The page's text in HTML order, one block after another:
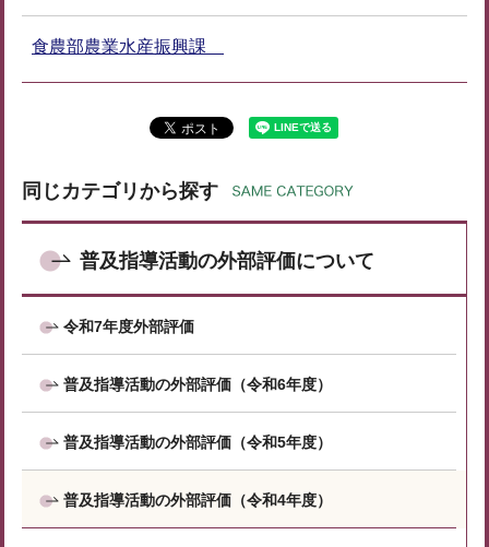
食農部農業水産振興課
同じカテゴリから探す
普及指導活動の外部評価について
令和7年度外部評価
普及指導活動の外部評価（令和6年度）
普及指導活動の外部評価（令和5年度）
普及指導活動の外部評価（令和4年度）